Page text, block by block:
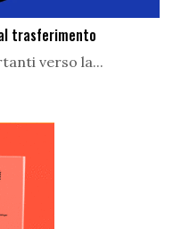
trasferimento
verso la...